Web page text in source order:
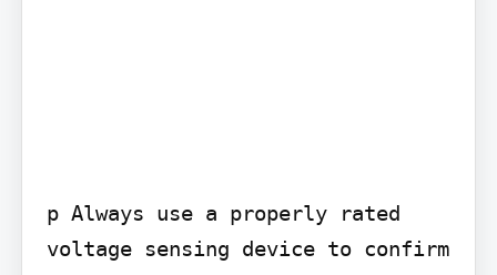
p Always use a properly rated
voltage sensing device to confirm